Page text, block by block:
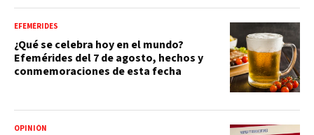
EFEMÉRIDES
¿Qué se celebra hoy en el mundo?
Efemérides del 7 de agosto, hechos y
conmemoraciones de esta fecha
OPINIÓN